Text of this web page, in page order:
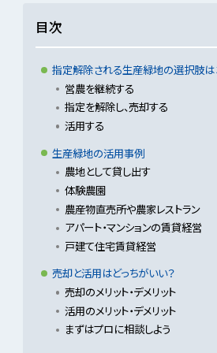
目次
指定解除される生産緑地の選択肢は
営農を継続する
指定を解除し、売却する
活用する
生産緑地の活用事例
農地として貸し出す
体験農園
農産物直売所や農家レストラン
アパート・マンションの賃貸経営
戸建て住宅賃貸経営
売却と活用はどっちがいい？
売却のメリット・デメリット
活用のメリット・デメリット
まずはプロに相談しよう